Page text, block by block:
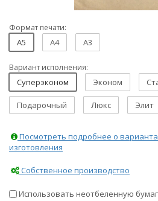
Формат печати:
A5 A4 A3
Вариант исполнения:
Суперэконом Эконом
Подарочный Люкс Элит
Посмотреть подробнее о
изготовления
Собственное производство
Использовать неотбеленную